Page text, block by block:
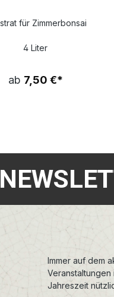
für Zimmerbonsai
4 Liter
ab 7,50 €*
Immer auf dem
Jahreszeit